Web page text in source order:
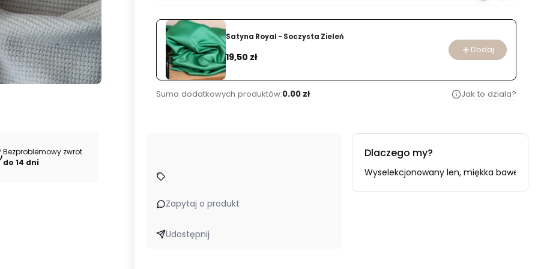
Bezproblemowy zwrot
do 14 dni
Satyna Royal - Soczysta Zieleń
Cena
19,50 zł
Dodaj
Suma dodatkowych produktów:0.00 zł Jak to dziala?
Zapytaj o produkt
Udostępnij
Dlaczego my?
marek odzieżowych. Kupuj u źródła – bezpośrednio od producenta i importera. Wyselekcjonowany len, miękka